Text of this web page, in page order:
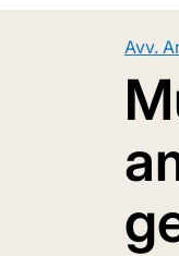
Avv.